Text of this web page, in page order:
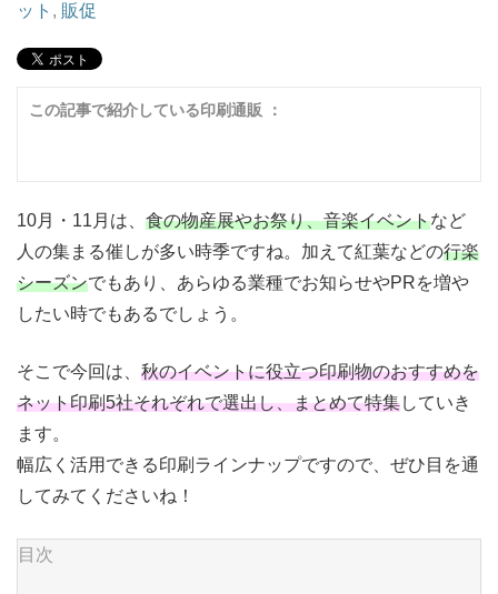
ット , 販促
この記事で紹介している印刷通販 ：
10月・11月は、 食の物産展やお祭り、音楽イベントなど
人の集まる催しが多い時季ですね。加えて紅葉などの行楽
シーズンでもあり、あらゆる業種でお知らせやPRを増や
したい時でもあるでしょう。
そこで今回は、 秋のイベントに役立つ印刷物のおすすめを
ネット印刷5社それぞれで選出し、まとめて特集していき
ます。
幅広く活用できる印刷ラインナップですので、ぜひ目を通
してみてくださいね！
目次